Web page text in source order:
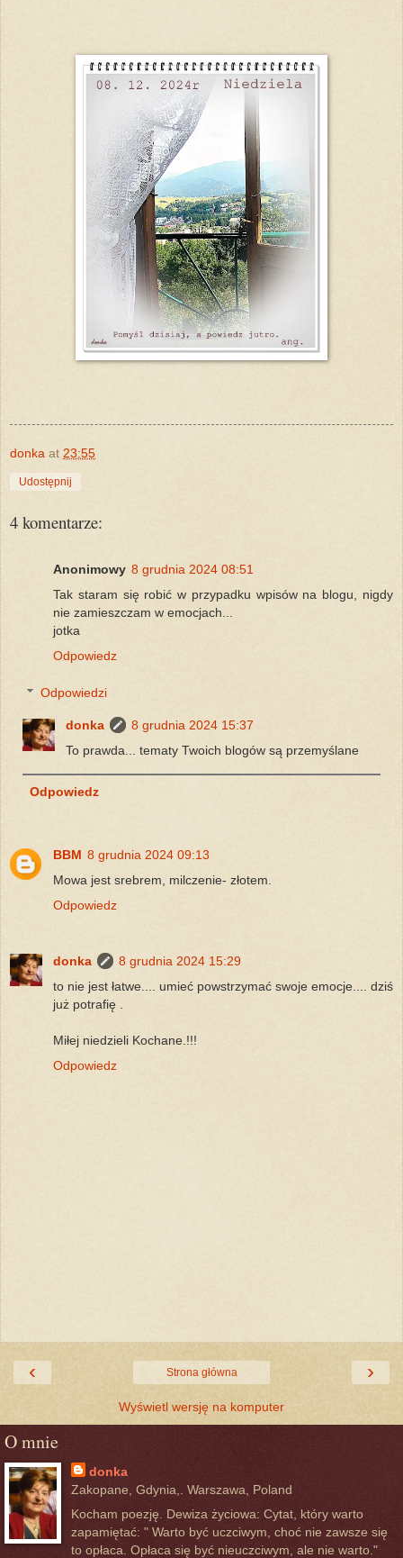
donka at 23:55
Udostępnij
4 komentarze:
Anonimowy 8 grudnia 2024 08:51
Tak staram się robić w przypadku wpisów na blogu, nigdy
nie zamieszczam w emocjach...
jotka
Odpowiedz
Odpowiedzi
donka
8 grudnia 2024 15:37
To prawda... tematy Twoich blogów są przemyślane
Odpowiedz
BBM 8 grudnia 2024 09:13
Mowa jest srebrem, milczenie- złotem.
Odpowiedz
donka
8 grudnia 2024 15:29
to nie jest łatwe.... umieć powstrzymać swoje emocje.... dziś
już potrafię .
Miłej niedzieli Kochane.!!!
Odpowiedz
‹ ›
Strona główna
Wyświetl wersję na komputer
O mnie
donka
Zakopane, Gdynia,. Warszawa, Poland
Kocham poezję. Dewiza życiowa: Cytat, który warto
zapamiętać: " Warto być uczciwym, choć nie zawsze się
to opłaca. Opłaca się być nieuczciwym, ale nie warto."